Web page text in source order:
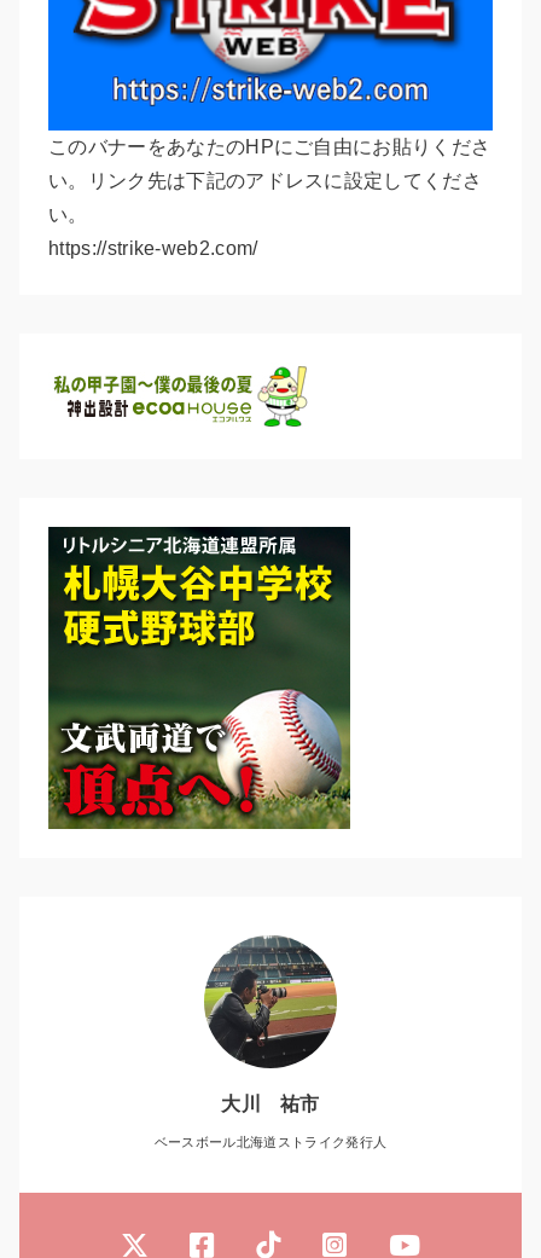
このバナーをあなたのHPにご自由にお貼りくださ
い。リンク先は下記のアドレスに設定してくださ
い。
https://strike-web2.com/
大川 祐市
ベースボール北海道ストライク発行人